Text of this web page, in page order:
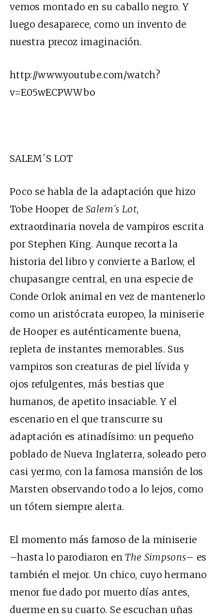
vemos montado en su caballo negro. Y
luego desaparece, como un invento de
nuestra precoz imaginación.
http://www.youtube.com/watch?
v=E05wECPWWbo
SALEM´S LOT
Poco se habla de la adaptación que hizo
Tobe Hooper deSalem´s Lot,
extraordinaria novela de vampiros escrita
por Stephen King. Aunque recorta la
historia del libro y convierte a Barlow, el
chupasangre central, en una especie de
Conde Orlok animal en vez de mantenerlo
como un aristócrata europeo, la miniserie
de Hooper es auténticamente buena,
repleta de instantes memorables. Sus
vampiros son creaturas de piel lívida y
ojos refulgentes, más bestias que
humanos, de apetito insaciable. Y el
escenario en el que transcurre su
adaptación es atinadísimo: un pequeño
poblado de Nueva Inglaterra, soleado pero
casi yermo, con la famosa mansión de los
Marsten observando todo a lo lejos, como
un tótem siempre alerta.
El momento más famoso de la miniserie
–hasta lo parodiaron enThe Simpsons– es
también el mejor. Un chico, cuyo hermano
menor fue dado por muerto días antes,
duerme en su cuarto. Se escuchan uñas